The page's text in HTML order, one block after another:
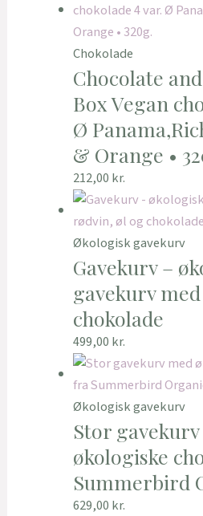
Chokolade
Chocolate
Box Vegan
Ø
& Orange •
212,00 kr.
Økologisk gavekurv
Gavekurv –
gavekurv
chokolade
499,00 kr.
Økologisk gavekurv
Stor
økologiske
Summerbird
629,00 kr.